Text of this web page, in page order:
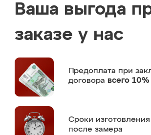
Ваша выгода
заказе у нас
Предоплата при
договора всего 10%
Сроки изготовления
после замера